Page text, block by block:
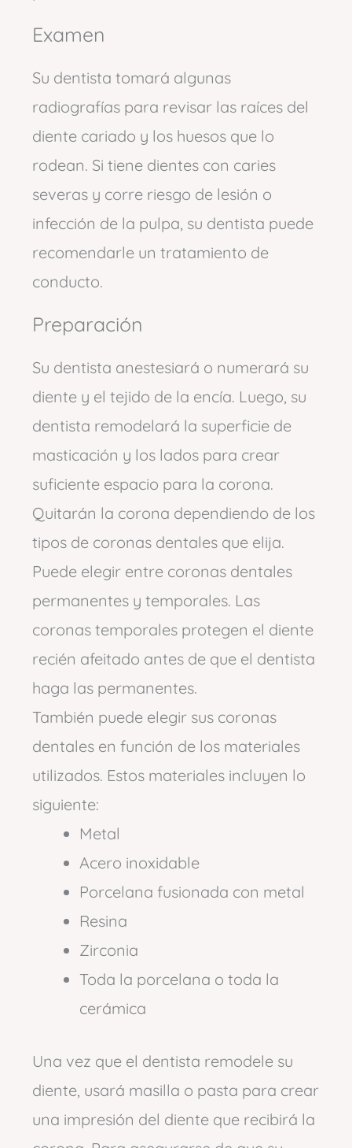
Examen
Su dentista tomará algunas
radiografías para revisar las raíces del
diente cariado y los huesos que lo
rodean. Si tiene dientes con caries
severas y corre riesgo de lesión o
infección de la pulpa, su dentista puede
recomendarle un tratamiento de
conducto.
Preparación
Su dentista anestesiará o numerará su
diente y el tejido de la encía. Luego, su
dentista remodelará la superficie de
masticación y los lados para crear
suficiente espacio para la corona.
Quitarán la corona dependiendo de los
tipos de coronas dentales que elija.
Puede elegir entre coronas dentales
permanentes y temporales. Las
coronas temporales protegen el diente
recién afeitado antes de que el dentista
haga las permanentes.
También puede elegir sus coronas
dentales en función de los materiales
utilizados. Estos materiales incluyen lo
siguiente:
Metal
Acero inoxidable
Porcelana fusionada con metal
Resina
Zirconia
Toda la porcelana o toda la
cerámica
Una vez que el dentista remodele su
diente, usará masilla o pasta para crear
una impresión del diente que recibirá la